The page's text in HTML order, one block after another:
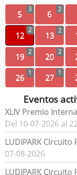
5 3 6 2
12
2
13 2
19 2 20 2
26 1 27 1
Eventos
XLIV Premio
Del 10-07-2026 al
LUDIPARK
07-08-2026
LUDIPARK